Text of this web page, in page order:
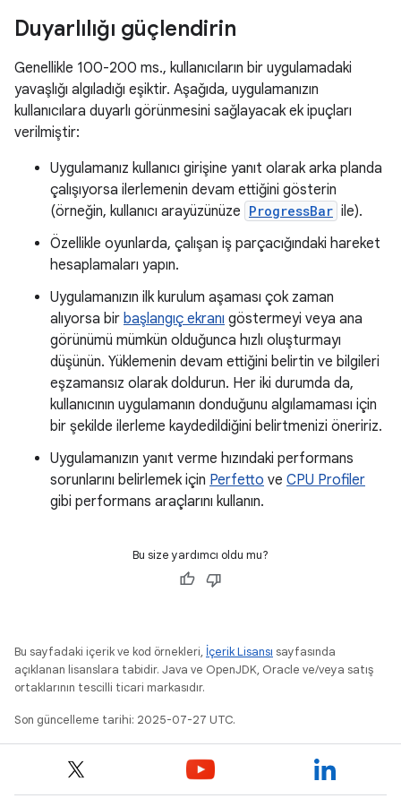
Duyarlılığı güçlendirin
Genellikle 100-200 ms., kullanıcıların bir uygulamadaki
yavaşlığı algıladığı eşiktir. Aşağıda, uygulamanızın
kullanıcılara duyarlı görünmesini sağlayacak ek ipuçları
verilmiştir:
Uygulamanız kullanıcı girişine yanıt olarak arka planda
çalışıyorsa ilerlemenin devam ettiğini gösterin
(örneğin, kullanıcı arayüzünüze ProgressBar ile).
Özellikle oyunlarda, çalışan iş parçacığındaki hareket
hesaplamaları yapın.
Uygulamanızın ilk kurulum aşaması çok zaman
alıyorsa bir başlangıç ekranı göstermeyi veya ana
görünümü mümkün olduğunca hızlı oluşturmayı
düşünün. Yüklemenin devam ettiğini belirtin ve bilgileri
eşzamansız olarak doldurun. Her iki durumda da,
kullanıcının uygulamanın donduğunu algılamaması için
bir şekilde ilerleme kaydedildiğini belirtmenizi öneririz.
Uygulamanızın yanıt verme hızındaki performans
sorunlarını belirlemek için Perfetto ve CPU Profiler
gibi performans araçlarını kullanın.
Bu size yardımcı oldu mu?
Bu sayfadaki içerik ve kod örnekleri, İçerik Lisansı sayfasında
açıklanan lisanslara tabidir. Java ve OpenJDK, Oracle ve/veya satış
ortaklarının tescilli ticari markasıdır.
Son güncelleme tarihi: 2025-07-27 UTC.